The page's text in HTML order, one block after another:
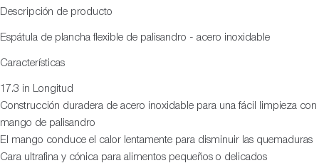
Descripción de producto
Espátula de plancha flexible de palisandro - acero inoxidable
Características
17.3 in Longitud
Construcción duradera de acero inoxidable para una fácil limpieza con
mango de palisandro
El mango conduce el calor lentamente para disminuir las quemaduras
Cara ultrafina y cónica para alimentos pequeños o delicados